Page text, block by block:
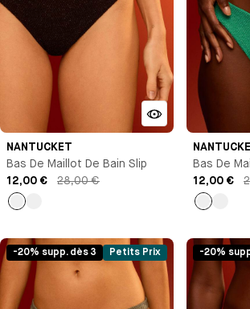
NANTUCKET
Bas De Maillot De Bain Slip
12,00 €
28,00 €
Noir
Bas De
12,00 €
Vert
-20% supp. dès 3 Petits Prix -20%